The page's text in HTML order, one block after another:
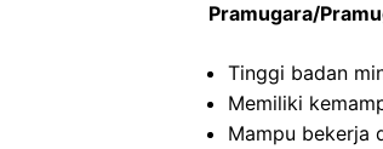
Pramugara/
Tinggi badan
Memiliki
Mampu bekerja